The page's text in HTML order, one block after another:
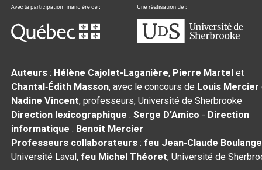
Auteurs : Hélène Cajolet-Laganière, Pierre Martel et
Chantal‑Édith Masson, avec le concours de Louis Mercier
Nadine Vincent, professeurs, Université de Sherbrooke
Direction lexicographique :Serge D’Amico - Direction
informatique : Benoit Mercier
Professeurs collaborateurs :feu Jean-Claude
Université Laval,feu Michel Théoret, Université de